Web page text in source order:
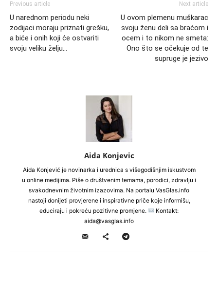
Previous article
U narednom periodu neki
zodijaci moraju priznati grešku,
a biće i onih koji će ostvariti
svoju veliku želju…
Next article
U ovom plemenu muškarac
svoju ženu deli sa braćom i
ocem i to nikom ne smeta:
Ono što se očekuje od te
supruge je jezivo
Aida Konjevic
Aida Konjević je novinarka i urednica s višegodišnjim iskustvom
u online medijima. Piše o društvenim temama, porodici, zdravlju i
svakodnevnim životnim izazovima. Na portalu VasGlas.info
nastoji donijeti provjerene i inspirativne priče koje informišu,
educiraju i pokreću pozitivne promjene.
Kontakt:
aida@vasglas.info